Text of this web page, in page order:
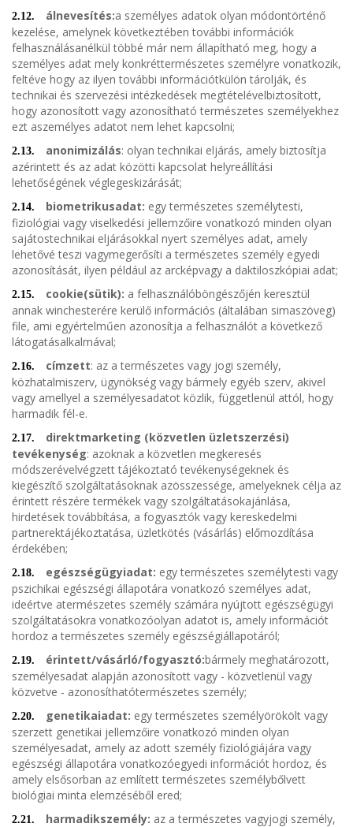
2.12. álnevesítés:a személyes adatok olyan módontörténő
kezelése, amelynek következtében további információk
felhasználásanélkül többé már nem állapítható meg, hogy a
személyes adat mely konkréttermészetes személyre vonatkozik,
feltéve hogy az ilyen további információtkülön tárolják, és
technikai és szervezési intézkedések megtételévelbiztosított,
hogy azonosított vagy azonosítható természetes személyekhez
ezt aszemélyes adatot nem lehet kapcsolni;
2.13. anonimizálás: olyan technikai eljárás, amely biztosítja
azérintett és az adat közötti kapcsolat helyreállítási
lehetőségének véglegeskizárását;
2.14. biometrikusadat: egy természetes személytesti,
fiziológiai vagy viselkedési jellemzőire vonatkozó minden olyan
sajátostechnikai eljárásokkal nyert személyes adat, amely
lehetővé teszi vagymegerősíti a természetes személy egyedi
azonosítását, ilyen például az arcképvagy a daktiloszkópiai adat;
2.15. cookie(sütik): a felhasználóböngészőjén keresztül
annak winchesterére kerülő információs (általában simaszöveg)
file, ami egyértelműen azonosítja a felhasználót a következő
látogatásalkalmával;
2.16. címzett: az a természetes vagy jogi személy,
közhatalmiszerv, ügynökség vagy bármely egyéb szerv, akivel
vagy amellyel a személyesadatot közlik, függetlenül attól, hogy
harmadik fél-e.
2.17.
direktmarketing (közvetlen üzletszerzési)
tevékenység: azoknak a közvetlen megkeresés
módszerévelvégzett tájékoztató tevékenységeknek és
kiegészítő szolgáltatásoknak azösszessége, amelyeknek célja az
érintett részére termékek vagy szolgáltatásokajánlása,
hirdetések továbbítása, a fogyasztók vagy kereskedelmi
partnerektájékoztatása, üzletkötés (vásárlás) előmozdítása
érdekében;
2.18. egészségügyiadat: egy természetes személytesti vagy
pszichikai egészségi állapotára vonatkozó személyes adat,
ideértve atermészetes személy számára nyújtott egészségügyi
szolgáltatásokra vonatkozóolyan adatot is, amely információt
hordoz a természetes személy egészségiállapotáról;
2.19. érintett/vásárló/fogyasztó:bármely meghatározott,
személyesadat alapján azonosított vagy - közvetlenül vagy
közvetve - azonosíthatótermészetes személy;
2.20. genetikaiadat: egy természetes személyörökölt vagy
szerzett genetikai jellemzőire vonatkozó minden olyan
személyesadat, amely az adott személy fiziológiájára vagy
egészségi állapotára vonatkozóegyedi információt hordoz, és
amely elsősorban az említett természetes személybőlvett
biológiai minta elemzéséből ered;
2.21. harmadikszemély: az a természetes vagyjogi személy,